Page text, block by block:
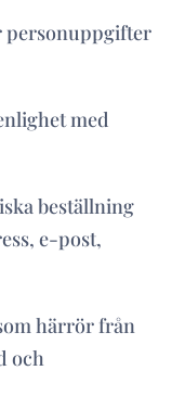
personuppgifter
med
beställning
e-post,
härrör från
och